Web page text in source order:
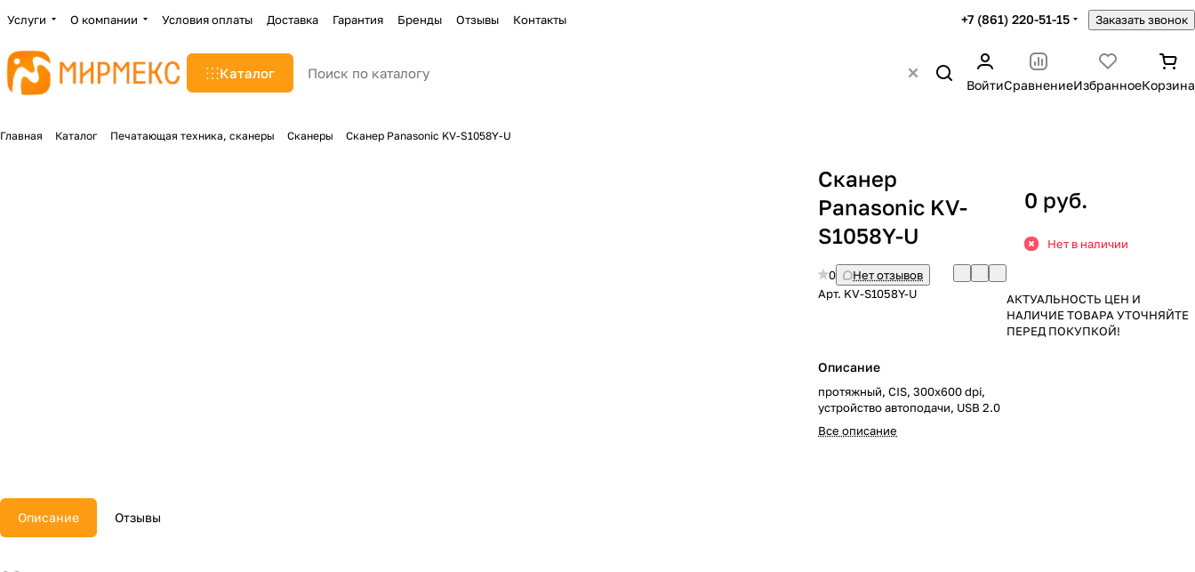
Услуги О компании Условия оплаты Доставка Гарантия Бренды Отзывы Контакты +7 (861) 220-51-15 Заказать звонок
Каталог
ВойтиСравнениеИзбранноеКорзина
Главная Каталог Печатающая техника, сканеры Сканеры Сканер Panasonic KV-S1058Y-U
Сканер
Panasonic KV-
S1058Y-U
0
Нет отзывов
Арт. KV-S1058Y-U
Описание
протяжный, CIS, 300x600 dpi,
устройство автоподачи, USB 2.0
Все описание
0 руб.
Нет в наличии
АКТУАЛЬНОСТЬ ЦЕН И
НАЛИЧИЕ ТОВАРА УТОЧНЯЙТЕ
ПЕРЕД ПОКУПКОЙ!
Описание Отзывы